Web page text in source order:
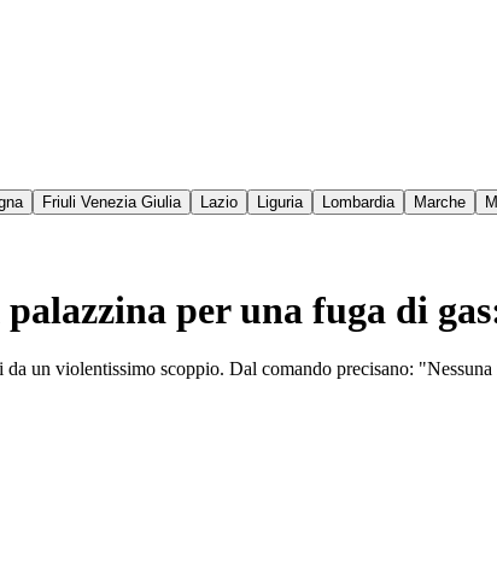
Friuli Venezia Giulia Lazio Liguria Lombardia Marche
per una fuga di
un violentissimo scoppio. Dal comando precisano: